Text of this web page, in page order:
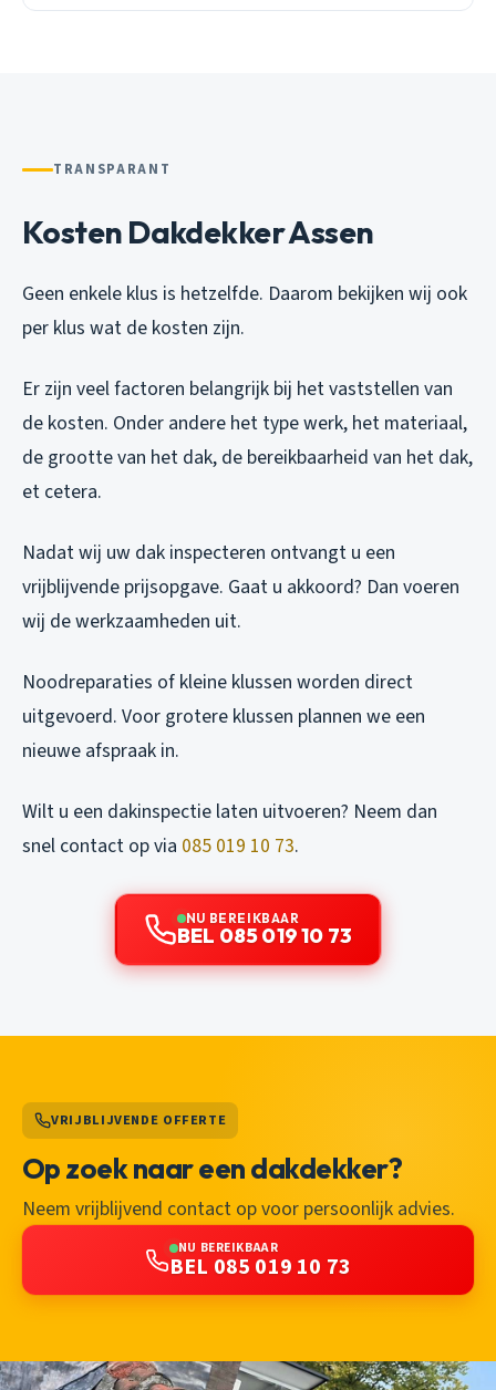
TRANSPARANT
Kosten Dakdekker Assen
Geen enkele klus is hetzelfde. Daarom bekijken wij ook
per klus wat de kosten zijn.
Er zijn veel factoren belangrijk bij het vaststellen van
de kosten. Onder andere het type werk, het materiaal,
de grootte van het dak, de bereikbaarheid van het dak,
et cetera.
Nadat wij uw dak inspecteren ontvangt u een
vrijblijvende prijsopgave. Gaat u akkoord? Dan voeren
wij de werkzaamheden uit.
Noodreparaties of kleine klussen worden direct
uitgevoerd. Voor grotere klussen plannen we een
nieuwe afspraak in.
Wilt u een dakinspectie laten uitvoeren? Neem dan
snel contact op via 085 019 10 73.
NU BEREIKBAAR
BEL 085 019 10 73
VRIJBLIJVENDE OFFERTE
Op zoek naar een dakdekker?
Neem vrijblijvend contact op voor persoonlijk advies.
NU BEREIKBAAR
BEL 085 019 10 73